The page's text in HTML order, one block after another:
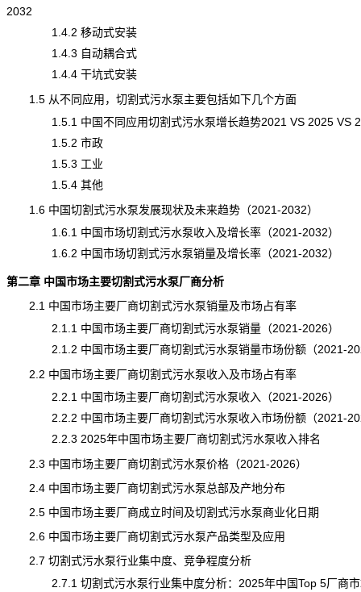
2032
1.4.2 移动式安装
1.4.3 自动耦合式
1.4.4 干坑式安装
1.5 从不同应用，切割式污水泵主要包括如下几个方面
1.5.1 中国不同应用切割式污水泵增长趋势2021 VS 2025 VS
1.5.2 市政
1.5.3 工业
1.5.4 其他
1.6 中国切割式污水泵发展现状及未来趋势（2021-2032）
1.6.1 中国市场切割式污水泵收入及增长率（2021-2032）
1.6.2 中国市场切割式污水泵销量及增长率（2021-2032）
第二章 中国市场主要切割式污水泵厂商分析
2.1 中国市场主要厂商切割式污水泵销量及市场占有率
2.1.1 中国市场主要厂商切割式污水泵销量（2021-2026）
2.1.2 中国市场主要厂商切割式污水泵销量市场份额（2021-
2.2 中国市场主要厂商切割式污水泵收入及市场占有率
2.2.1 中国市场主要厂商切割式污水泵收入（2021-2026）
2.2.2 中国市场主要厂商切割式污水泵收入市场份额（2021-
2.2.3 2025年中国市场主要厂商切割式污水泵收入排名
2.3 中国市场主要厂商切割式污水泵价格（2021-2026）
2.4 中国市场主要厂商切割式污水泵总部及产地分布
2.5 中国市场主要厂商成立时间及切割式污水泵商业化日期
2.6 中国市场主要厂商切割式污水泵产品类型及应用
2.7 切割式污水泵行业集中度、竞争程度分析
2.7.1 切割式污水泵行业集中度分析：2025年中国Top 5厂商市